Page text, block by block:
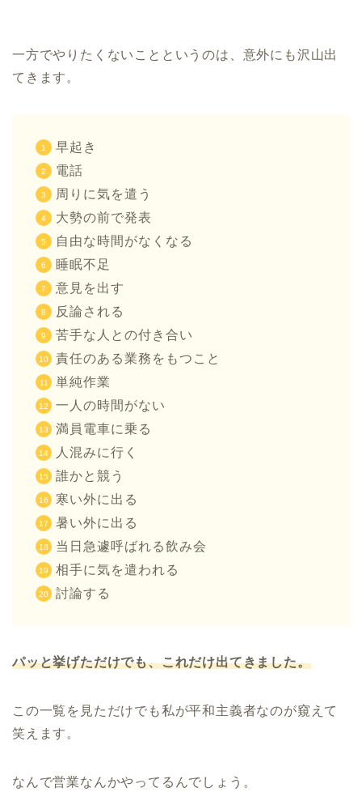
一方でやりたくないことというのは、意外にも沢山出
てきます。
早起き
電話
周りに気を遣う
大勢の前で発表
自由な時間がなくなる
睡眠不足
意見を出す
反論される
苦手な人との付き合い
責任のある業務をもつこと
単純作業
一人の時間がない
満員電車に乗る
人混みに行く
誰かと競う
寒い外に出る
暑い外に出る
当日急遽呼ばれる飲み会
相手に気を遣われる
討論する
パッと挙げただけでも、これだけ出てきました。
この一覧を見ただけでも私が平和主義者なのが窺えて
笑えます。
なんで営業なんかやってるんでしょう。